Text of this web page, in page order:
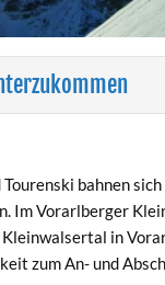
bahnen
Im Vorarlberger
Kleinwalsertal in
zum An- und